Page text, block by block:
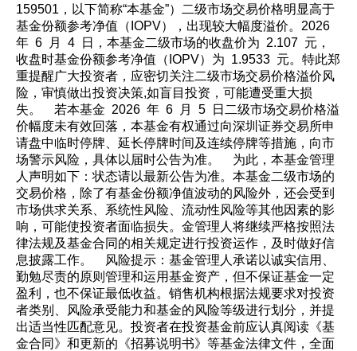
159501，以下简称“本基金”）二级市场交易价格明显高于
基金份额参考净值（IOPV），出现较大幅度溢价。2026
年 6 月 4 日，本基金二级市场的收盘价为 2.107 元，
收盘时基金份额参考净值（IOPV）为 1.9533 元。特此郑
重提醒广大投资者，应密切关注二级市场交易价格溢价风
险，审慎做出投资决策,如盲目投资，可能遭受重大损
失。 若本基金 2026 年 6 月 5 日二级市场交易价格溢
价幅度未有效回落，本基金有权通过向深圳证券交易所申
请盘中临时停牌、延长停牌时间及连续停牌等措施，向市
场警示风险，具体以届时公告为准。 为此，本基金管理
人声明如下：状态请以最新公告为准。本基金二级市场的
交易价格，除了有基金份额净值波动的风险外，还会受到
市场供求关系、系统性风险、流动性风险等其他因素的影
响，可能使投资者面临损失。金管理人将继续严格按照法
律法规及基金合同的相关规定进行投资运作，及时做好信
息披露工作。 风险提示：基金管理人承诺以诚实信用、
勤勉尽责的原则管理和运用基金资产，但不保证基金一定
盈利，也不保证最低收益。销售机构根据法规要求对投资
者类别、风险承受能力和基金的风险等级进行划分，并提
出适当性匹配意见。投资者在投资基金前应认真阅读《基
金合同》和更新的《招募说明书》等基金法律文件，全面